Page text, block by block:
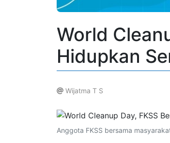
World
Hidupkan
Wijatma T S
Anggota FKSS bersama